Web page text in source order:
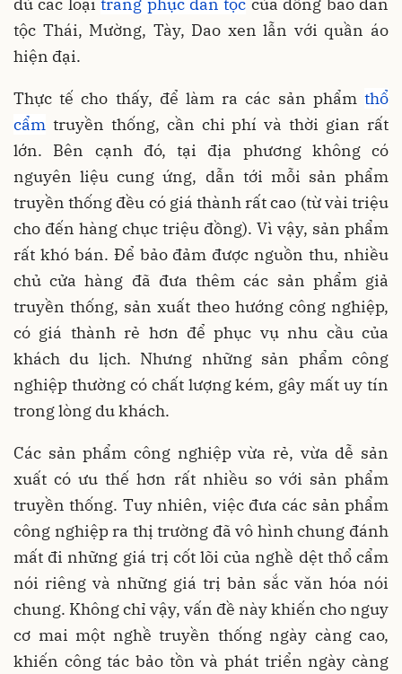
tộc Thái, Mường, Tày, Dao xen lẫn với quần áo
hiện đại.
Thực tế cho thấy, để làm ra các sản phẩm thổ
cẩm truyền thống, cần chi phí và thời gian rất
lớn. Bên cạnh đó, tại địa phương không có
nguyên liệu cung ứng, dẫn tới mỗi sản phẩm
truyền thống đều có giá thành rất cao (từ vài triệu
cho đến hàng chục triệu đồng). Vì vậy, sản phẩm
rất khó bán. Để bảo đảm được nguồn thu, nhiều
chủ cửa hàng đã đưa thêm các sản phẩm giả
truyền thống, sản xuất theo hướng công nghiệp,
có giá thành rẻ hơn để phục vụ nhu cầu của
khách du lịch. Nhưng những sản phẩm công
nghiệp thường có chất lượng kém, gây mất uy tín
trong lòng du khách.
Các sản phẩm công nghiệp vừa rẻ, vừa dễ sản
xuất có ưu thế hơn rất nhiều so với sản phẩm
truyền thống. Tuy nhiên, việc đưa các sản phẩm
công nghiệp ra thị trường đã vô hình chung đánh
mất đi những giá trị cốt lõi của nghề dệt thổ cẩm
nói riêng và những giá trị bản sắc văn hóa nói
chung. Không chỉ vậy, vấn đề này khiến cho nguy
cơ mai một nghề truyền thống ngày càng cao,
khiến công tác bảo tồn và phát triển ngày càng